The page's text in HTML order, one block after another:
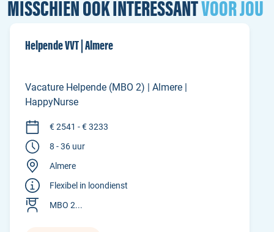
MISSCHIEN OOK INTERESSANTVOOR JOU
Helpende VVT | Almere
Vacature Helpende (MBO 2) | Almere |
HappyNurse
€ 2541 - € 3233
8 - 36 uur
Almere
Flexibel in loondienst
MBO 2...